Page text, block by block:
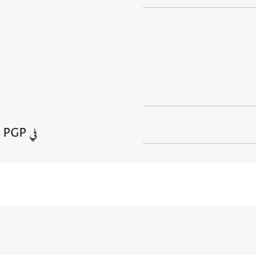
في PGP منذ